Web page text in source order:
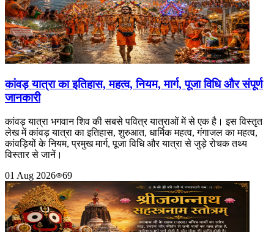
कांवड़ यात्रा का इतिहास, महत्व, नियम, मार्ग, पूजा विधि और संपूर्ण
जानकारी
कांवड़ यात्रा भगवान शिव की सबसे पवित्र यात्राओं में से एक है। इस विस्तृत
लेख में कांवड़ यात्रा का इतिहास, शुरुआत, धार्मिक महत्व, गंगाजल का महत्व,
कांवड़ियों के नियम, प्रमुख मार्ग, पूजा विधि और यात्रा से जुड़े रोचक तथ्य
विस्तार से जानें।
01 Aug 2026
69